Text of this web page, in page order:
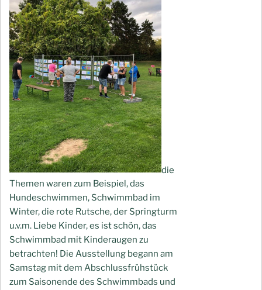
die
Themen waren zum Beispiel, das
Hundeschwimmen, Schwimmbad im
Winter, die rote Rutsche, der Springturm
u.v.m. Liebe Kinder, es ist schön, das
Schwimmbad mit Kinderaugen zu
betrachten! Die Ausstellung begann am
Samstag mit dem Abschlussfrühstück
zum Saisonende des Schwimmbads und